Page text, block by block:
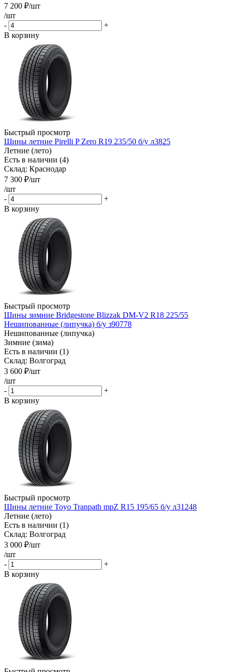
7 200 ₽/шт
/шт
-
+
В корзину
Быстрый просмотр
Шины летние Pirelli P Zero R19 235/50 б/у л3825
Летние (лето)
Есть в наличии (4)
Склад: Краснодар
7 300 ₽/шт
/шт
-
+
В корзину
Быстрый просмотр
Шины зимние Bridgestone Blizzak DM-V2 R18 225/55
Нешипованные (липучка) б/у з90778
Нешипованные (липучка)
Зимние (зима)
Есть в наличии (1)
Склад: Волгоград
3 600 ₽/шт
/шт
-
+
В корзину
Быстрый просмотр
Шины летние Toyo Tranpath mpZ R15 195/65 б/у л31248
Летние (лето)
Есть в наличии (1)
Склад: Волгоград
3 000 ₽/шт
/шт
-
+
В корзину